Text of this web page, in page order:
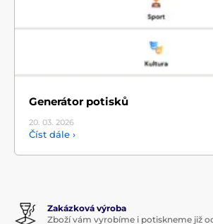
Generátor potisků
20. 03. 2026
Číst dále ›
Zakázková výroba
Zboží vám vyrobíme i potiskneme již